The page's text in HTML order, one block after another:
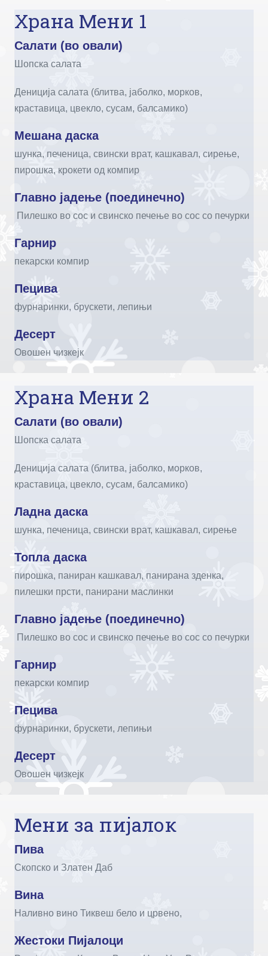
Храна Мени 1
Салати (во овали)
Шопска салата
Дениција салата (блитва, јаболко, морков,
краставица, цвекло, сусам, балсамико)
Мешана даска
шунка, печеница, свински врат, кашкавал, сирење,
пирошка, крокети од компир
Главно јадење (поединечно)
Пилешко во сос и свинско печење во сос со печурки
Гарнир
пекарски компир
Пецива
фурнаринки, брускети, лепињи
Десерт
Овошен чизкејк
Храна Мени 2
Салати (во овали)
Шопска салата
Дениција салата (блитва, јаболко, морков,
краставица, цвекло, сусам, балсамико)
Ладна даска
шунка, печеница, свински врат, кашкавал, сирење
Топла даска
пирошка, паниран кашкавал, панирана зденка,
пилешки прсти, панирани маслинки
Главно јадење (поединечно)
Пилешко во сос и свинско печење во сос со печурки
Гарнир
пекарски компир
Пецива
фурнаринки, брускети, лепињи
Десерт
Овошен чизкејк
Мени за пијалок
Пива
Скопско и Златен Даб
Вина
Наливно вино Тиквеш бело и црвено,
Жестоки Пијалоци